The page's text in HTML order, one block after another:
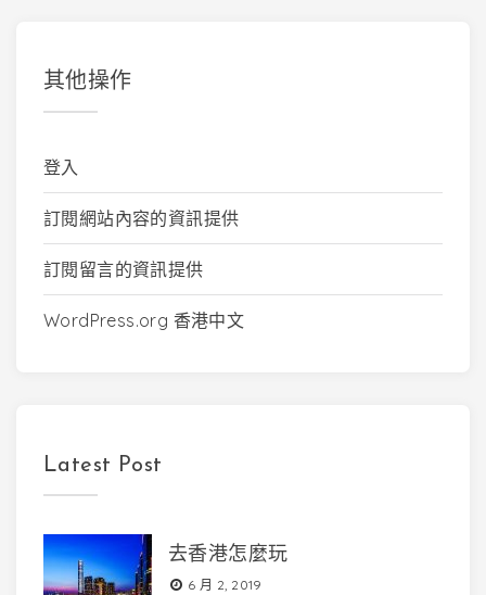
其他操作
登入
訂閱網站內容的資訊提供
訂閱留言的資訊提供
WordPress.org 香港中文
Latest Post
去香港怎麼玩
6 月 2, 2019